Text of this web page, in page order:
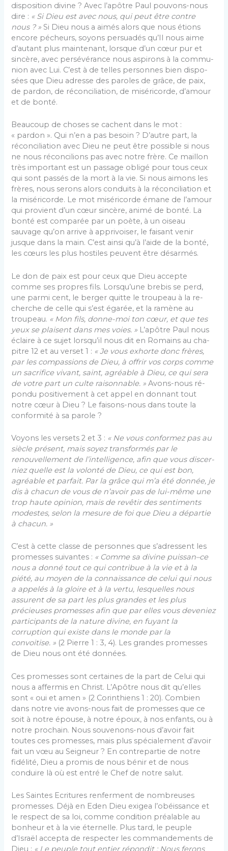
disposition divine ? Avec l’apôtre Paul pouvons-nous
dire : « Si Dieu est avec nous, qui peut être contre
nous ? » Si Dieu nous a aimés alors que nous étions
encore pécheurs, soyons persuadés qu’Il nous aime
d’autant plus maintenant, lorsque d’un cœur pur et
sin­cère, avec persévérance nous aspirons à la commu­
nion avec Lui. C’est à de telles personnes bien dispo­
sées que Dieu adresse des paroles de grâce, de paix,
de pardon, de réconciliation, de miséricorde, d’amour
et de bonté.
Beaucoup de choses se cachent dans le mot :
« pardon ». Qui n’en a pas besoin ? D’autre part, la
réconciliation avec Dieu ne peut être possible si nous
ne nous réconcilions pas avec notre frère. Ce maillon
très important est un passage obligé pour tous ceux
qui sont passés de la mort à la vie. Si nous aimons les
frères, nous serons alors conduits à la réconciliation et
la miséricorde. Le mot miséricorde émane de l’amour
qui provient d’un cœur sincère, animé de bonté. La
bonté est comparée par un poète, à un oiseau
sauvage qu’on arrive à apprivoiser, le faisant venir
jusque dans la main. C’est ainsi qu’à l’aide de la bonté,
les cœurs les plus hostiles peuvent être désarmés.
Le don de paix est pour ceux que Dieu accepte
comme ses propres fils. Lorsqu’une brebis se perd,
une parmi cent, le berger quitte le troupeau à la re­
cherche de celle qui s’est égarée, et la ramène au
troupeau. « Mon fils, donne-moi ton cœur, et que tes
yeux se plaisent dans mes voies. » L’apôtre Paul nous
éclaire à ce sujet lorsqu’il nous dit en Romains au cha­
pitre 12 et au verset 1 : « Je vous exhorte donc frères,
par les compassions de Dieu, à offrir vos corps comme
un sacrifice vivant, saint, agréable à Dieu, ce qui sera
de votre part un culte raisonnable. » Avons-nous ré­
pondu positivement à cet appel en donnant tout
notre cœur à Dieu ? Le faisons-nous dans toute la
confor­mité à sa parole ?
Voyons les versets 2 et 3 : « Ne vous conformez pas au
siècle présent, mais soyez transformés par le
renouvellement de l’intelligence, afin que vous discer­
niez quelle est la volonté de Dieu, ce qui est bon,
agréable et parfait. Par la grâce qui m’a été donnée, je
dis à chacun de vous de n’avoir pas de lui-même une
trop haute opinion, mais de revêtir des sentiments
mo­destes, selon la mesure de foi que Dieu a départie
à chacun. »
C’est à cette classe de personnes que s’adressent les
promesses suivantes : « Comme sa divine puissan–ce
nous a donné tout ce qui contribue à la vie et à la
piété, au moyen de la connaissance de celui qui nous
a appelés à la gloire et à la vertu, lesquelles nous
assurent de sa part les plus grandes et les plus
précieuses promesses afin que par elles vous deveniez
participants de la nature divine, en fuyant la
corruption qui existe dans le monde par la
convoitise. » (2 Pierre 1 : 3, 4). Les grandes promesses
de Dieu nous ont été données.
Ces promesses sont certaines de la part de Celui qui
nous a affermis en Christ. L’Apôtre nous dit qu’elles
sont « oui et amen » (2 Corinthiens 1 : 20). Combien
dans notre vie avons-nous fait de promesses que ce
soit à notre épouse, à notre époux, à nos enfants, ou à
notre prochain. Nous souvenons-nous d’avoir fait
toutes ces promesses, mais plus spécialement d’avoir
fait un vœu au Seigneur ? En contrepartie de notre
fidélité, Dieu a promis de nous bénir et de nous
conduire là où est entré le Chef de notre salut.
Les Saintes Ecritures renferment de nombreuses
promesses. Déjà en Eden Dieu exigea l’obéissance et
le respect de sa loi, comme condition préalable au
bonheur et à la vie éternelle. Plus tard, le peuple
d’Israël accepta de respecter les commandements de
Dieu : « Le peuple tout entier répondit : Nous ferons